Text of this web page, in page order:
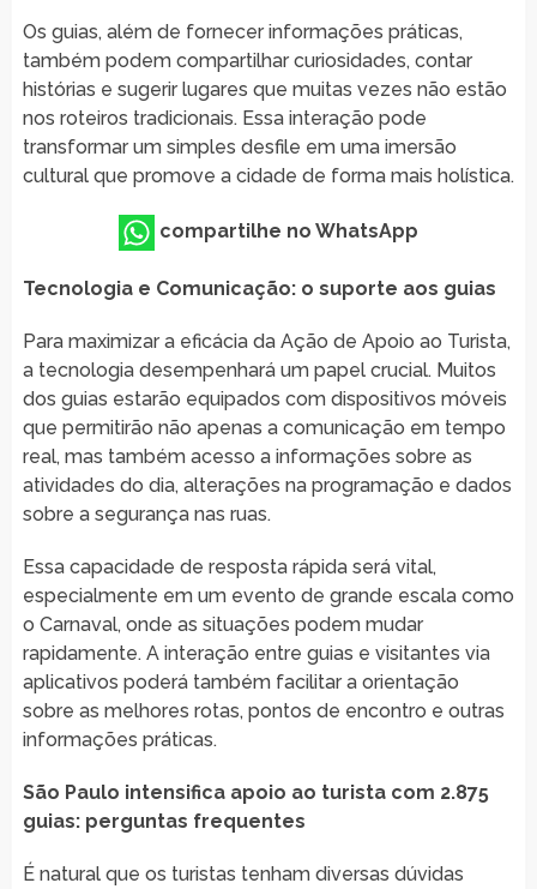
Os guias, além de fornecer informações práticas,
também podem compartilhar curiosidades, contar
histórias e sugerir lugares que muitas vezes não estão
nos roteiros tradicionais. Essa interação pode
transformar um simples desfile em uma imersão
cultural que promove a cidade de forma mais holística.
compartilhe no WhatsApp
Tecnologia e Comunicação: o suporte aos guias
Para maximizar a eficácia da Ação de Apoio ao Turista,
a tecnologia desempenhará um papel crucial. Muitos
dos guias estarão equipados com dispositivos móveis
que permitirão não apenas a comunicação em tempo
real, mas também acesso a informações sobre as
atividades do dia, alterações na programação e dados
sobre a segurança nas ruas.
Essa capacidade de resposta rápida será vital,
especialmente em um evento de grande escala como
o Carnaval, onde as situações podem mudar
rapidamente. A interação entre guias e visitantes via
aplicativos poderá também facilitar a orientação
sobre as melhores rotas, pontos de encontro e outras
informações práticas.
São Paulo intensifica apoio ao turista com 2.875
guias: perguntas frequentes
É natural que os turistas tenham diversas dúvidas